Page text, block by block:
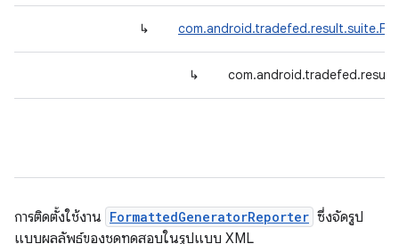
↳
↳
การติดตั้งใช้งาน FormattedGeneratorReporter ซึ่งจัดรูป
แบบผลลัพธ์ของชุดทดสอบในรูปแบบ XML